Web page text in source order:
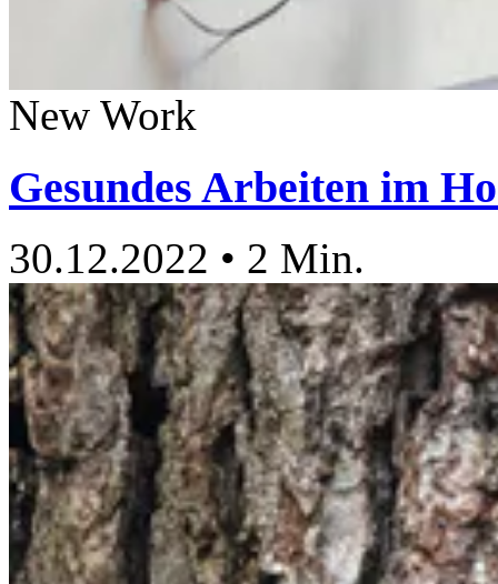
New Work
Gesundes Arbeiten im
30.12.2022 • 2 Min.